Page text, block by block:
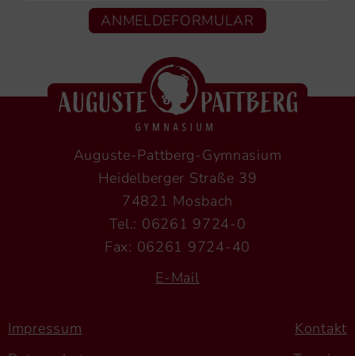
ANMELDEFORMULAR
Auguste-Pattberg-Gymnasium
Heidelberger Straße 39
74821 Mosbach
Tel.: 06261 9724-0
Fax: 06261 9724-40
E-Mail
Impressum
Kontakt